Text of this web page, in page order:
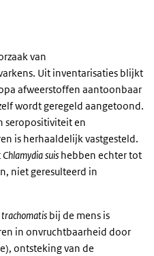
van
Uit inventarisaties blijkt
afweerstoffen aantoonbaar
wordt geregeld aangetoond.
seropositiviteit en
is herhaaldelijk vastgesteld.
Chlamydia suis hebben echter tot
niet geresulteerd in
bij de mens is
in onvruchtbaarheid door
ontsteking van de